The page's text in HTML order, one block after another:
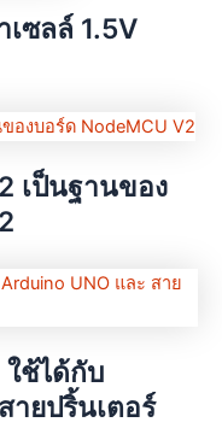
ซลล์ 1.5V
เป็นฐานของ
ใช้ได้กับ
ายปริ้นเตอร์